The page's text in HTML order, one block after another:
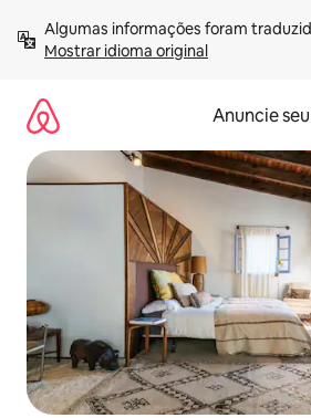
para
Mostrar idioma original
Anuncie